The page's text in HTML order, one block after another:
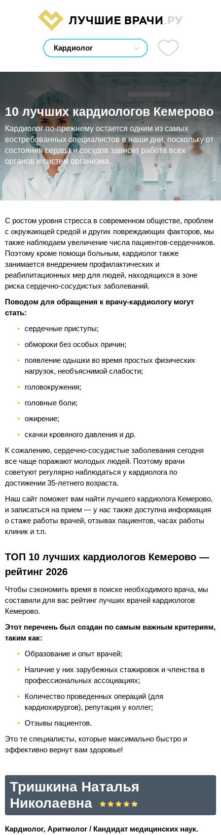
ЛУЧШИЕ ВРАЧИ.РУ
10 лучших кардиологов Кемерово
Кардиолог по-прежнему остается одним из самых
востребованных специалистов в наши дни, поскольку от
состояния сердца и сосудов зависит работа всех
органов и систем организма.
С ростом уровня стресса в современном обществе, проблем
с окружающей средой и других повреждающих факторов, мы
также наблюдаем увеличение числа пациентов-сердечников.
Поэтому кроме помощи больным, кардиолог также
занимается внедрением профилактических и
реабилитационных мер для людей, находящихся в зоне
риска сердечно-сосудистых заболеваний.
Поводом для обращения к врачу-кардиологу могут
стать:
сердечные приступы;
обмороки без особых причин;
появление одышки во время простых физических
нагрузок, необъяснимой слабости;
головокружения;
головные боли;
ожирение;
скачки кровяного давления и др.
К сожалению, сердечно-сосудистые заболевания сегодня
все чаще поражают молодых людей. Поэтому врачи
советуют регулярно наблюдаться у кардиолога по
достижении 35-летнего возраста.
Наш сайт поможет вам найти лучшего кардиолога Кемерово,
и записаться на прием — у нас также доступна информация
о стаже работы врачей, отзывах пациентов, часах работы
клиник и т.п.
ТОП 10 лучших кардиологов Кемерово —
рейтинг 2026
Чтобы сэкономить время в поиске необходимого врача, мы
составили для вас рейтинг лучших врачей кардиологов
Кемерово.
Этот перечень был создан по самым важным критериям,
таким как:
Образование и опыт врачей;
Наличие у них зарубежных стажировок и членства в
профессиональных ассоциациях;
Количество проведенных операций (для
кардиохирургов), репутация у коллег;
Отзывы пациентов.
Это те специалисты, которые максимально быстро и
эффективно вернут вам здоровье!
Тришкина Наталья
Николаевна
Кардиолог, Аритмолог / Кандидат медицинских наук.